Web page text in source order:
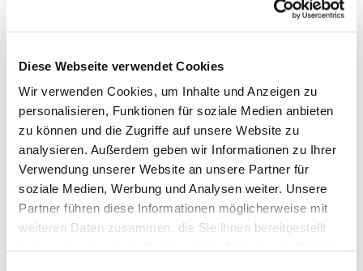
Diese Webseite verwendet Cookies
Wir verwenden Cookies, um Inhalte und Anzeigen zu
personalisieren, Funktionen für soziale Medien anbieten
zu können und die Zugriffe auf unsere Website zu
analysieren. Außerdem geben wir Informationen zu Ihrer
Verwendung unserer Website an unsere Partner für
soziale Medien, Werbung und Analysen weiter. Unsere
Partner führen diese Informationen möglicherweise mit
weiteren Daten zusammen, die Sie ihnen bereitgestellt